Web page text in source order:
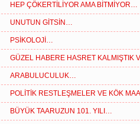
HEP ÇÖKERTİLİYOR AMA BİTMİYOR…
UNUTUN GİTSİN…
PSİKOLOJİ…
GÜZEL HABERE HASRET KALMIŞTIK
ARABULUCULUK…
POLİTİK RESTLEŞMELER VE KÖK
BÜYÜK TAARUZUN 101. YILI…